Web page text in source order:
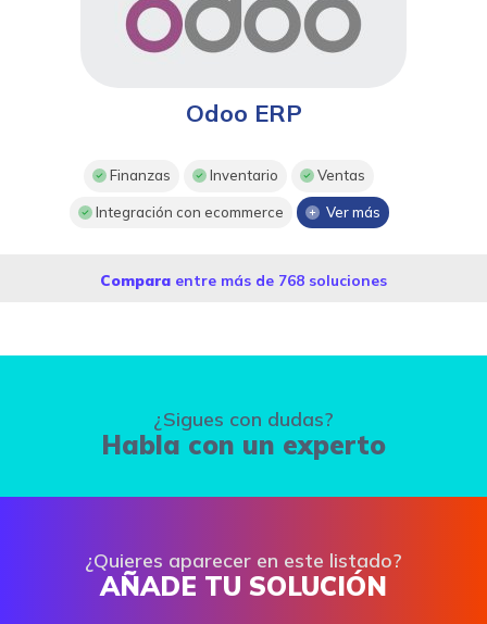
Odoo ERP
Finanzas Inventario Ventas
Integración con ecommerce Ver más
Compara entre más de 768 soluciones
¿Sigues con dudas?
Habla con un experto
¿Quieres aparecer en este listado?
AÑADE TU SOLUCIÓN